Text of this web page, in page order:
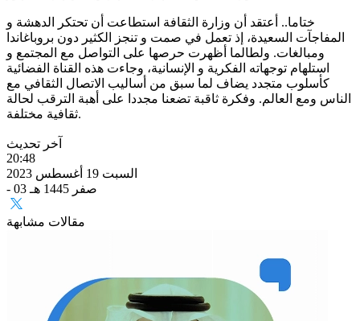
ختاما.. أعتقد أن وزارة الثقافة استطاعت أن تحتكر الدهشة و
المفاجآت السعيدة، إذ تعمل في صمت و تنجز الكثير دون بروباغاندا
ومبالغات. ولطالما أظهرت حرصها على التواصل مع المجتمع و
استلهام توجهاته الفكرية و الإنسانية، وجاءت هذه القناة الفضائية
كأسلوب متجدد يضاف لما سبق من أساليب الاتصال الثقافي مع
الناس ومع العالم. وفكرة ثاقبة تضعنا مجددا على أهبة الترقب لحالة
ثقافية مختلفة.
آخر تحديث
20:48
السبت 19 أغسطس 2023
- 03 صفر 1445 هـ
مقالات مشابهة